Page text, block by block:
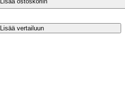
Lisää vertailuun